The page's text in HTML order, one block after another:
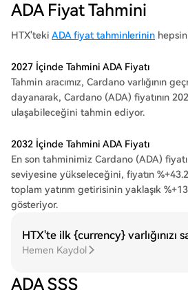
ADA Fiyat Tahmini
HTX'teki ADA fiyat tahminlerinin
2027 İçinde Tahmini ADA Fiyatı
Tahmin aracımız, Cardano varlığının
dayanarak, Cardano (ADA) fiyatının
ulaşabileceğini tahmin ediyor.
2032 İçinde Tahmini ADA Fiyatı
En son tahminimiz Cardano (ADA)
seviyesine yükseleceğini, fiyatın
toplam yatırım getirisinin yaklaşık
gösteriyor.
HTX'te ilk {currency} varlığınızı
Hemen Kaydol
ADA SSS